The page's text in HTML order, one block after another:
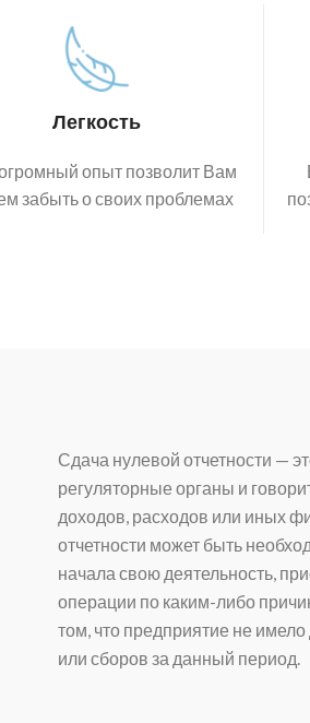
Легкость
опыт позволит Вам
забыть о своих проблемах
Сдача нулевой отчетности —
регуляторные органы и
доходов, расходов или иных
отчетности может быть
начала свою деятельность,
операции по каким-либо
том, что предприятие не
или сборов за данный период.